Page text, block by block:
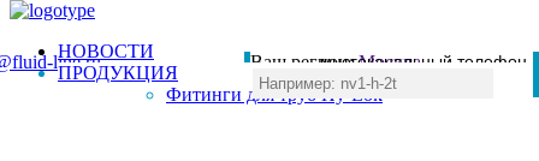
line.ru многоканальный телефон
+7 (495) 984-41-00
Ваш регион:Москва
НОВОСТИ
ПРОДУКЦИЯ
Фитинги для труб Hy-Lok